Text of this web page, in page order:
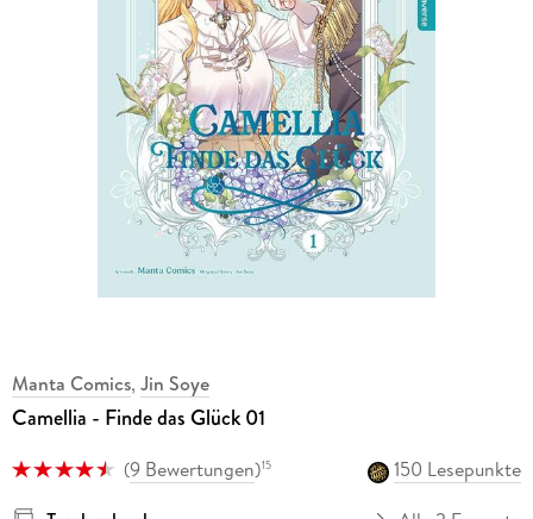
Manta Comics, Jin Soye
Camellia - Finde das Glück 01
(9 Bewertungen)15
150 Lesepunkte